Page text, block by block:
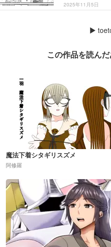
2025年11月5日
▶
この作品を読ん
魔法下着シタギリスズメ
阿修羅